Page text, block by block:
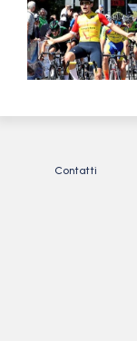
Contatti